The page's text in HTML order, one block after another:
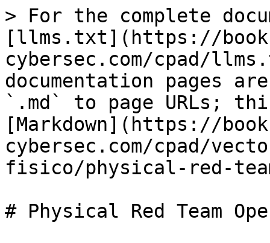
> For the complete
[llms.txt](https://
cybersec.com/cpad/
documentation pages
`.md` to page URLs;
[Markdown](https://
cybersec.com/cpad/
fisico/physical-red-
# Physical Red Team